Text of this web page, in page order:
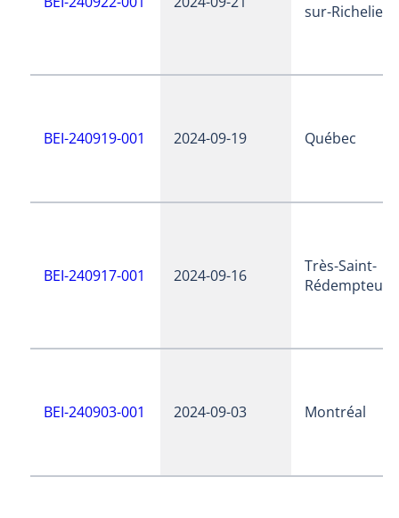
sur-Richelieu
BEI-240919-001 2024-09-19 Québec
BEI-240917-001 2024-09-16
Très-Saint-
Rédempteur
BEI-240903-001 2024-09-03 Montréal